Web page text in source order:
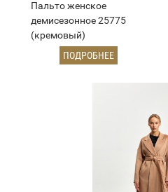
Пальто женское
демисезонное 25775
(кремовый)
ПОДРОБНЕЕ